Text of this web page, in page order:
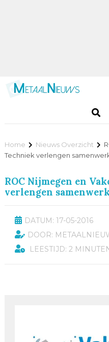
Home Nieuws Overzicht
Techniek verlengen
ROC Nijmegen en
verlengen
DATUM: 17-05-2016
DOOR:
LEESTIJD: 2